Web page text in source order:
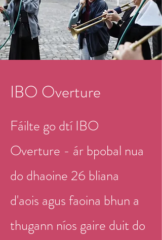
IBO Overture
Fáilte go dtí IBO
Overture - ár bpobal nua
do dhaoine 26 bliana
d'aois agus faoina bhun a
thugann níos gaire duit do